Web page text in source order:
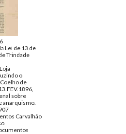
Lei de 13 de
Trindade
o
de
sobre
anarquismo.
Carvalhão